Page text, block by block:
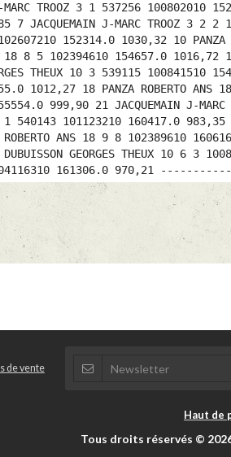
TROOZ 3 1 537256 100802010
7 JACQUEMAIN J-MARC TROOZ 3
152314.0 1030,32 10
8 5 102394610 154657.0 1016,72
THEUX 10 3 539115 100841510
1012,27 18 PANZA ROBERTO
999,90 21 JACQUEMAIN J-
540143 101123210 160417.0
ANS 18 9 8 102389610
GEORGES THEUX 10 6 3
541478 104116310 161306.0
de vente
Haut de
Tous droits réservés ©